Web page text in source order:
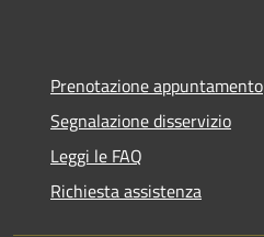
Prenotazione appuntamento
Segnalazione disservizio
Leggi le FAQ
Richiesta assistenza